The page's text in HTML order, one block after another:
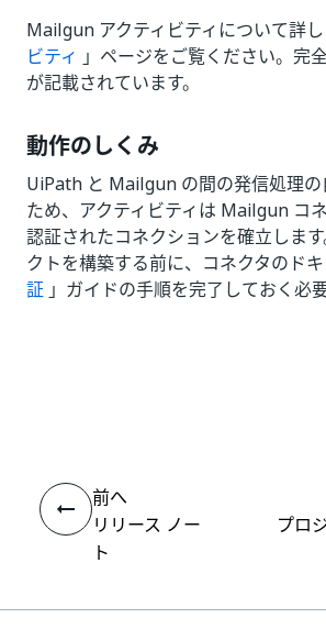
Mailgun アクティビティについて詳
ビティ 」ページをご覧ください。完
が記載されています。
動作のしくみ
UiPath と Mailgun の間の発信処理の
ため、アクティビティは Mailgun コ
認証されたコネクションを確立しま
クトを構築する前に、コネクタのド
証 」ガイドの手順を完了しておく必
前へ
リリース ノー
ト
プロ